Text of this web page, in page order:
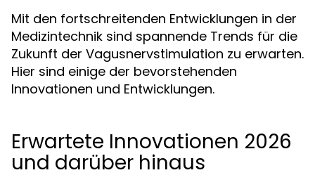
Mit den fortschreitenden Entwicklungen in der
Medizintechnik sind spannende Trends für die
Zukunft der Vagusnervstimulation zu erwarten.
Hier sind einige der bevorstehenden
Innovationen und Entwicklungen.
Erwartete Innovationen 2026
und darüber hinaus